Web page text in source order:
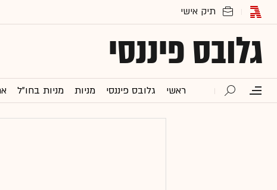
גלובס פיננסי
ראשי גלובס פיננסי מניות מניות בחו"ל